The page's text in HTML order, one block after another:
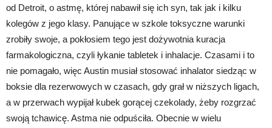
od Detroit, o astmę, której nabawił się ich syn, tak jak i kilku
kolegów z jego klasy. Panujące w szkole toksyczne warunki
zrobiły swoje, a pokłosiem tego jest dożywotnia kuracja
farmakologiczna, czyli łykanie tabletek i inhalacje. Czasami i to
nie pomagało, więc Austin musiał stosować inhalator siedząc w
boksie dla rezerwowych w czasach, gdy grał w niższych ligach,
a w przerwach wypijał kubek gorącej czekolady, żeby rozgrzać
swoją tchawicę. Astma nie odpuściła. Obecnie w wielu